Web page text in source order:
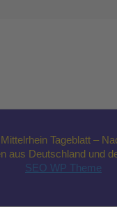
Tageblatt –
aus Deutschland und
SEO WP Theme